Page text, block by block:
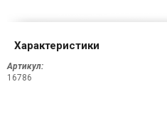
Характеристики
Артикул:
16786